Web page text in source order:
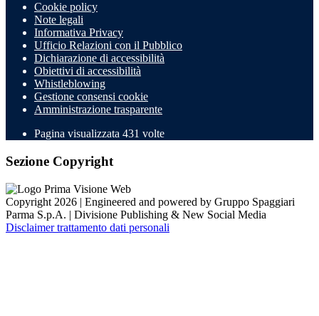
Cookie policy
Note legali
Informativa Privacy
Ufficio Relazioni con il Pubblico
Dichiarazione di accessibilità
Obiettivi di accessibilità
Whistleblowing
Gestione consensi cookie
Amministrazione trasparente
Pagina visualizzata 431 volte
Sezione Copyright
Copyright 2026 | Engineered and powered by Gruppo Spaggiari
Parma S.p.A. | Divisione Publishing & New Social Media
Disclaimer trattamento dati personali